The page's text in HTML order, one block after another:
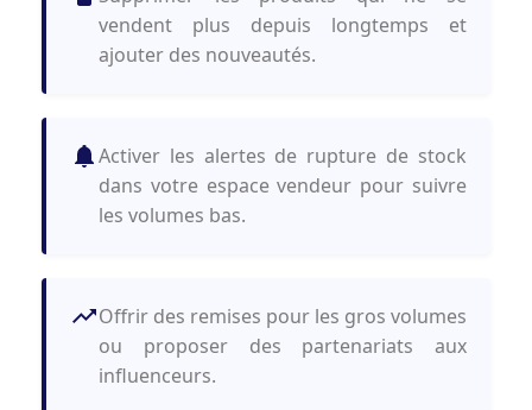
vendent plus depuis longtemps et
ajouter des nouveautés.
Activer les alertes de rupture de stock
dans votre espace vendeur pour suivre
les volumes bas.
Offrir des remises pour les gros volumes
ou proposer des partenariats aux
influenceurs.